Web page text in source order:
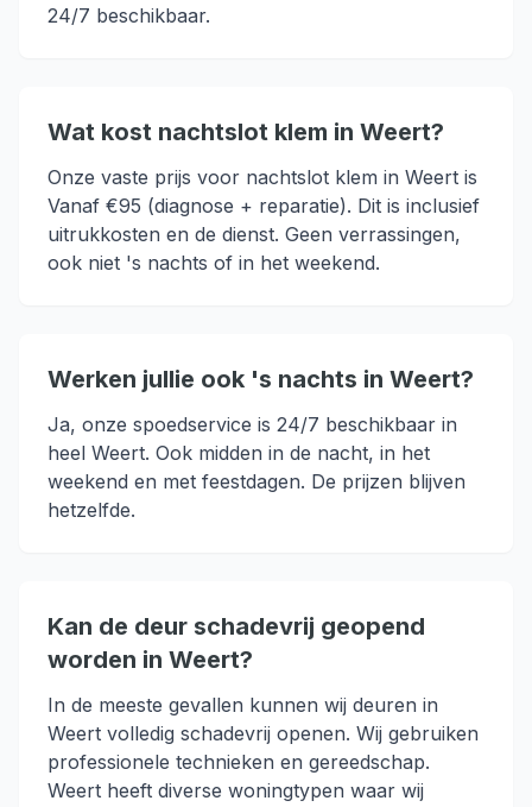
24/7 beschikbaar.
Wat kost nachtslot klem in Weert?
Onze vaste prijs voor nachtslot klem in Weert is
Vanaf €95 (diagnose + reparatie). Dit is inclusief
uitrukkosten en de dienst. Geen verrassingen,
ook niet 's nachts of in het weekend.
Werken jullie ook 's nachts in Weert?
Ja, onze spoedservice is 24/7 beschikbaar in
heel Weert. Ook midden in de nacht, in het
weekend en met feestdagen. De prijzen blijven
hetzelfde.
Kan de deur schadevrij geopend
worden in Weert?
In de meeste gevallen kunnen wij deuren in
Weert volledig schadevrij openen. Wij gebruiken
professionele technieken en gereedschap.
Weert heeft diverse woningtypen waar wij